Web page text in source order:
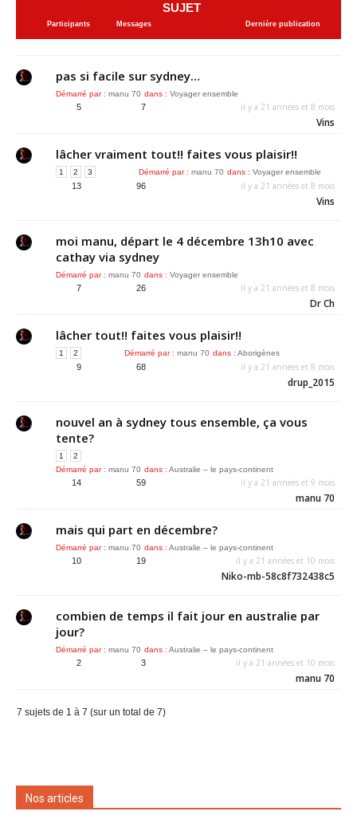
SUJET
Participants Messages Dernière publication
pas si facile sur sydney…
Démarré par : manu 70 dans : Voyager ensemble
5 7 il y a 21 années et 8 mois
Vins
lâcher vraiment tout!! faites vous plaisir!!
1 2 3 Démarré par : manu 70 dans : Voyager ensemble
13 96 il y a 21 années et 8 mois
Vins
moi manu, départ le 4 décembre 13h10 avec
cathay via sydney
Démarré par : manu 70 dans : Voyager ensemble
7 26 il y a 21 années et 8 mois
Dr Ch
lâcher tout!! faites vous plaisir!!
1 2 Démarré par : manu 70 dans : Aborigènes
9 68 il y a 21 années et 8 mois
drup_2015
nouvel an à sydney tous ensemble, ça vous
tente?
1
2
Démarré par : manu 70 dans : Australie – le pays-continent
14 59 il y a 21 années et 9 mois
manu 70
mais qui part en décembre?
Démarré par : manu 70 dans : Australie – le pays-continent
10 19 il y a 21 années et 10 mois
Niko-mb-58c8f732438c5
combien de temps il fait jour en australie par
jour?
Démarré par : manu 70 dans : Australie – le pays-continent
2 3 il y a 21 années et 10 mois
manu 70
7 sujets de 1 à 7 (sur un total de 7)
Nos articles